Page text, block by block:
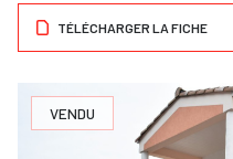
TÉLÉCHARGER LA FICHE
VENDU